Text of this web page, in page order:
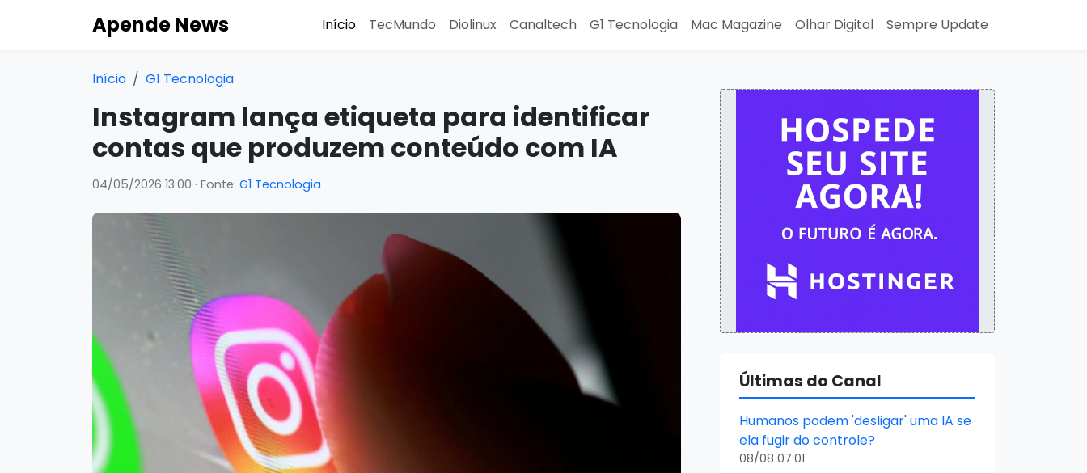
Apende News Início TecMundo Diolinux Canaltech G1 Tecnologia Mac Magazine Olhar Digital Sempre Update
Início G1 Tecnologia
Instagram lança etiqueta para identificar
contas que produzem conteúdo com IA
04/05/2026 13:00 · Fonte: G1 Tecnologia
Últimas do Canal
Humanos podem 'desligar' uma IA se
ela fugir do controle?
08/08 07:01